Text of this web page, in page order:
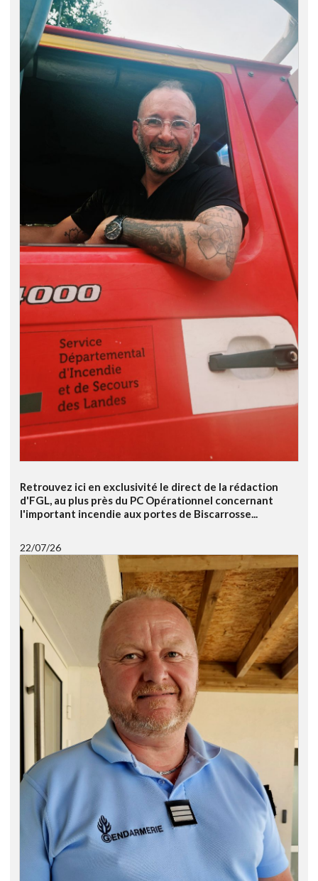
Retrouvez ici en exclusivité le direct de la rédaction
d'FGL, au plus près du PC Opérationnel concernant
l'important incendie aux portes de Biscarrosse...
22/07/26